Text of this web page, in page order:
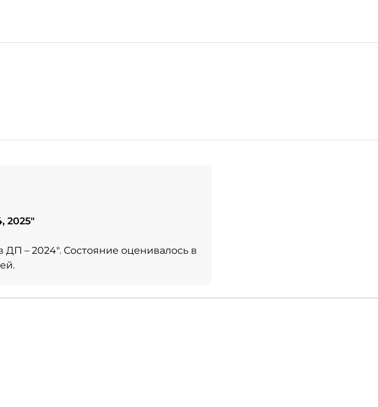
2025"
ДП – 2024". Состояние оценивалось в